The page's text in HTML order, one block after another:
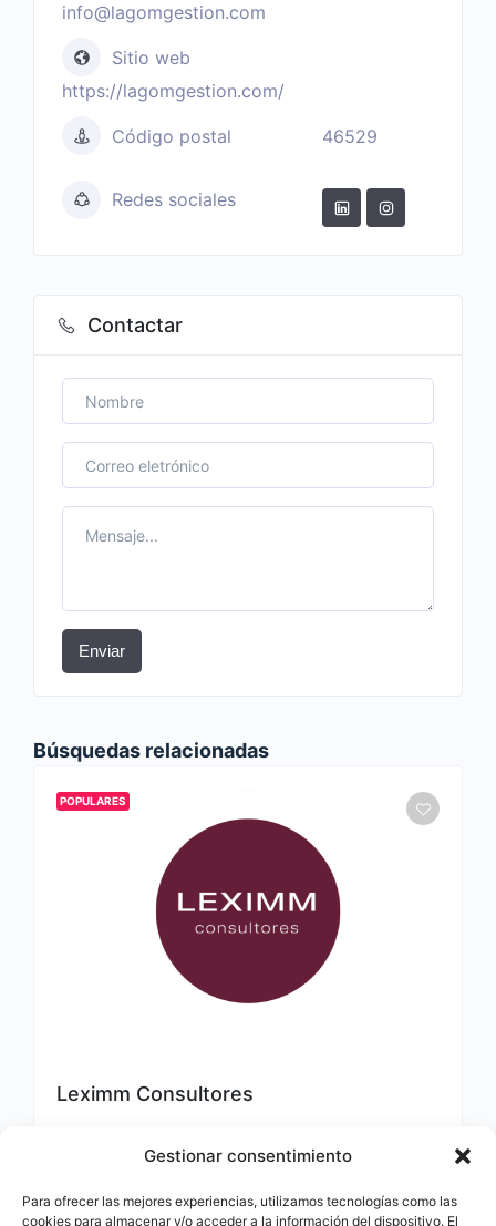
Gestionar consentimiento
Para ofrecer las mejores experiencias, utilizamos tecnologías como las
cookies para almacenar y/o acceder a la información del dispositivo. El
info@lagomgestion.com
Sitio web
https://lagomgestion.com/
Código postal 46529
Redes sociales
Contactar
Enviar
Búsquedas relacionadas
POPULARES
Leximm Consultores
Consultora 180